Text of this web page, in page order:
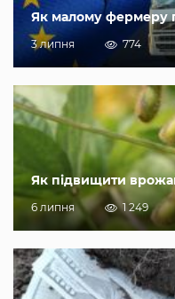
Як малому фермеру
3 липня 774
Як підвищити
6 липня 1 249